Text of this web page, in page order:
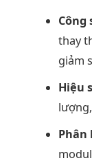
Công
thay
giảm
Hiệu
Phân